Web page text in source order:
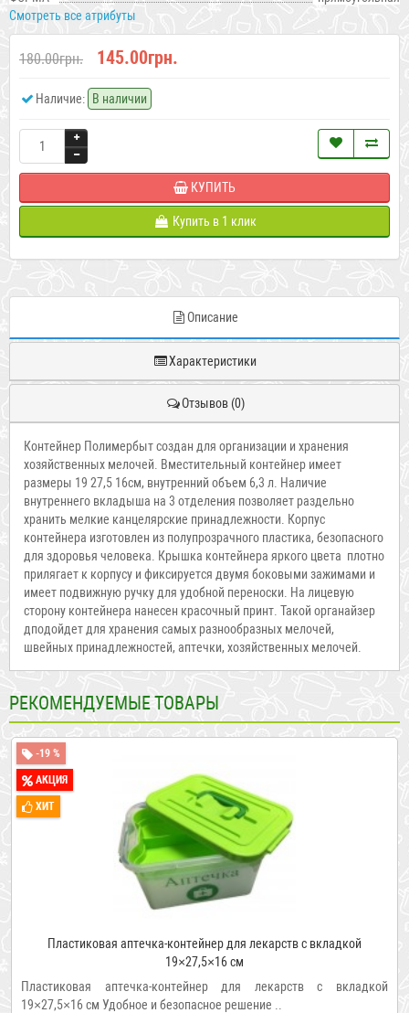
Смотреть все атрибуты
180.00грн. 145.00грн.
Наличие: В наличии
КУПИТЬ
Купить в 1 клик
Описание
Характеристики
Отзывов (0)
Контейнер Полимербыт создан для организации и хранения
хозяйственных мелочей. Вместительный контейнер имеет
размеры 19 27,5 16см, внутренний объем 6,3 л. Наличие
внутреннего вкладыша на 3 отделения позволяет раздельно
хранить мелкие канцелярские принадлежности. Корпус
контейнера изготовлен из полупрозрачного пластика, безопасного
для здоровья человека. Крышка контейнера яркого цвета плотно
прилягает к корпусу и фиксируется двумя боковыми зажимами и
имеет подвижную ручку для удобной переноски. На лицевую
сторону контейнера нанесен красочный принт. Такой органайзер
дподойдет для хранения самых разнообразных мелочей,
швейных принадлежностей, аптечки, хозяйственных мелочей.
РЕКОМЕНДУЕМЫЕ ТОВАРЫ
-19 %
АКЦИЯ
ХИТ
Пластиковая аптечка-контейнер для лекарств с вкладкой
19×27,5×16 см
Пластиковая аптечка-контейнер для лекарств с вкладкой
19×27,5×16 см Удобное и безопасное решение ..